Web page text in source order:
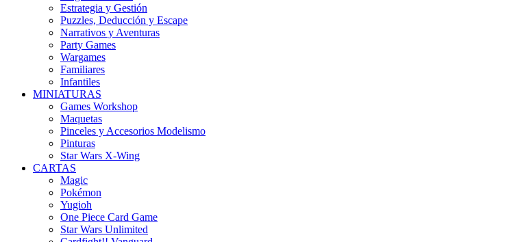
Estrategia y Gestión
Puzzles, Deducción y Escape
Narrativos y Aventuras
Party Games
Wargames
Familiares
Infantiles
MINIATURAS
Games Workshop
Maquetas
Pinceles y Accesorios Modelismo
Pinturas
Star Wars X-Wing
CARTAS
Magic
Pokémon
Yugioh
One Piece Card Game
Star Wars Unlimited